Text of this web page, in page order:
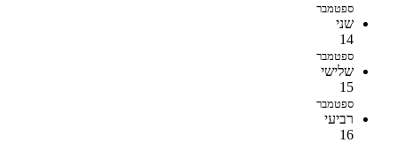
ספטמבר
שני
14
ספטמבר
שלישי
15
ספטמבר
רביעי
16